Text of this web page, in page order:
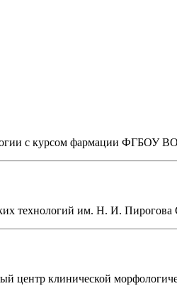
с курсом фармации
им. Н. И. Пирогова
центр клинической